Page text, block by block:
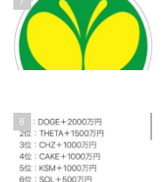
8